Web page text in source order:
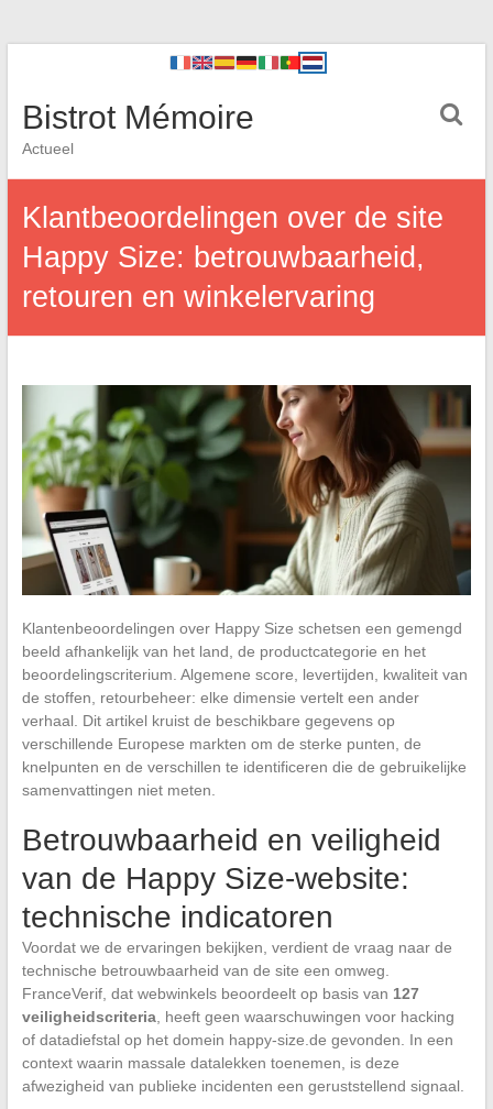
Bistrot Mémoire
Actueel
Klantbeoordelingen over de site
Happy Size: betrouwbaarheid,
retouren en winkelervaring
Klantenbeoordelingen over Happy Size schetsen een gemengd
beeld afhankelijk van het land, de productcategorie en het
beoordelingscriterium. Algemene score, levertijden, kwaliteit van
de stoffen, retourbeheer: elke dimensie vertelt een ander
verhaal. Dit artikel kruist de beschikbare gegevens op
verschillende Europese markten om de sterke punten, de
knelpunten en de verschillen te identificeren die de gebruikelijke
samenvattingen niet meten.
Betrouwbaarheid en veiligheid
van de Happy Size-website:
technische indicatoren
Voordat we de ervaringen bekijken, verdient de vraag naar de
technische betrouwbaarheid van de site een omweg.
FranceVerif, dat webwinkels beoordeelt op basis van 127
veiligheidscriteria, heeft geen waarschuwingen voor hacking
of datadiefstal op het domein happy-size.de gevonden. In een
context waarin massale datalekken toenemen, is deze
afwezigheid van publieke incidenten een geruststellend signaal.